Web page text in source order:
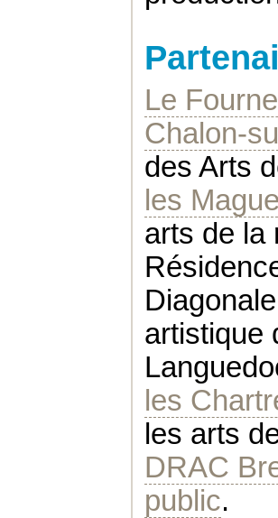
Le
Chalon-
des Arts
les
arts de
artistique
les
les arts
DRAC
public.